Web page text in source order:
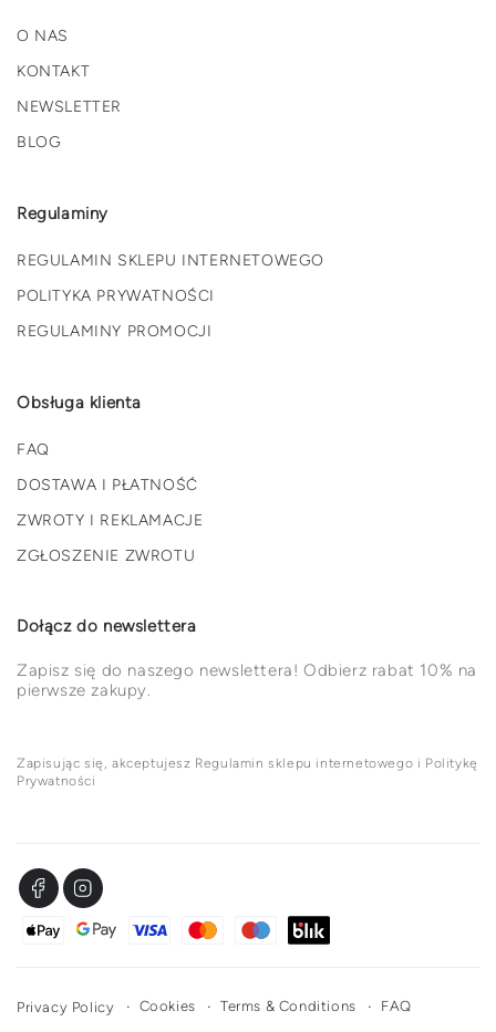
O NAS
KONTAKT
NEWSLETTER
BLOG
Regulaminy
REGULAMIN SKLEPU INTERNETOWEGO
POLITYKA PRYWATNOŚCI
REGULAMINY PROMOCJI
Obsługa klienta
FAQ
DOSTAWA I PŁATNOŚĆ
ZWROTY I REKLAMACJE
ZGŁOSZENIE ZWROTU
Dołącz do newslettera
Zapisz się do naszego newslettera! Odbierz rabat 10% na
pierwsze zakupy.
Zapisując się, akceptujesz Regulamin sklepu internetowego i Politykę
Prywatności
FacebookInstagram
Metody
Privacy Policy Cookies Terms & Conditions FAQ